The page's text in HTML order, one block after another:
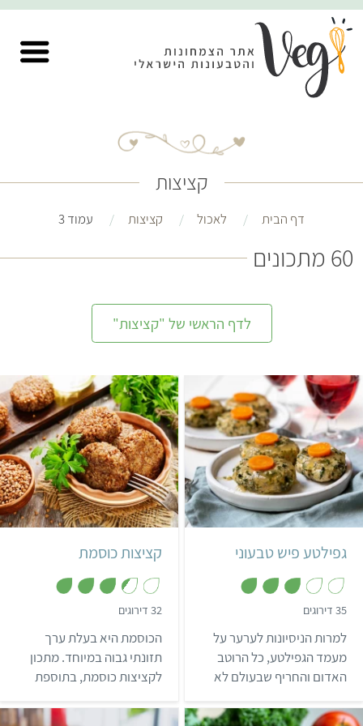
קציצות
דף הבית לאכול קציצות עמוד 3
60 מתכונים
לדף הראשי של "קציצות"
בינוני 3 שעות ו-5 דקות
12-16 קציצות אשכנזי
גפילטע פיש טבעוני
35 דירוגים
.
1
מ
ת
ו
למרות הניסיונות לערער על
מעמד הגפילטע, כל הרוטב
האדום והחריף שבעולם לא
הג'לטינית שיושבת עמוק בלב
בינוני 40 דקות
8 קציצות
קציצות כוסמת
32 דירוגים
4
מ
ת
הכוסמת היא בעלת ערך
תזונתי גבוה במיוחד. מתכון
לקציצות כוסמת, בתוספת
חמניה.